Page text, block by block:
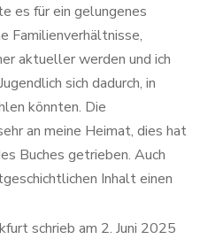
es für ein gelungenes
Familienverhältnisse,
aktueller werden und ich
sich dadurch, in
könnten. Die
an meine Heimat, dies hat
Buches getrieben. Auch
Inhalt einen
schrieb am 2. Juni 2025